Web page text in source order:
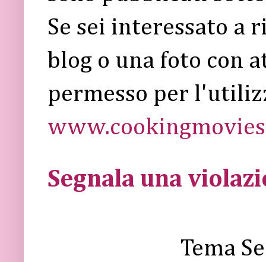
Se sei interessato a
blog o una foto con
permesso per
Segnala una
Tema